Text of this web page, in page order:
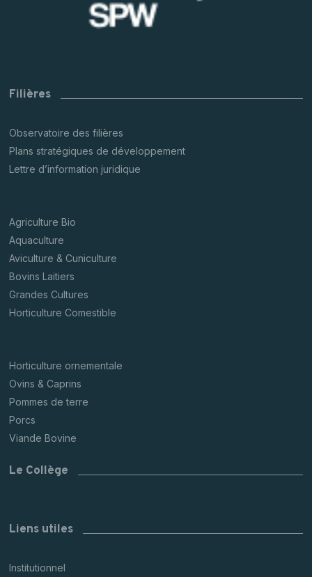
Filières
Observatoire des filières
Plans stratégiques de développement
Lettre d’information juridique
Agriculture Bio
Aquaculture
Aviculture & Cuniculture
Bovins Laitiers
Grandes Cultures
Horticulture Comestible
Horticulture ornementale
Ovins & Caprins
Pommes de terre
Porcs
Viande Bovine
Le Collège
Liens utiles
Institutionnel